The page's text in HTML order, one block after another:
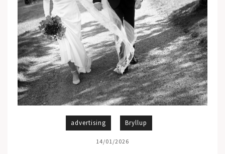
advertising Bryllup
14/01/2026